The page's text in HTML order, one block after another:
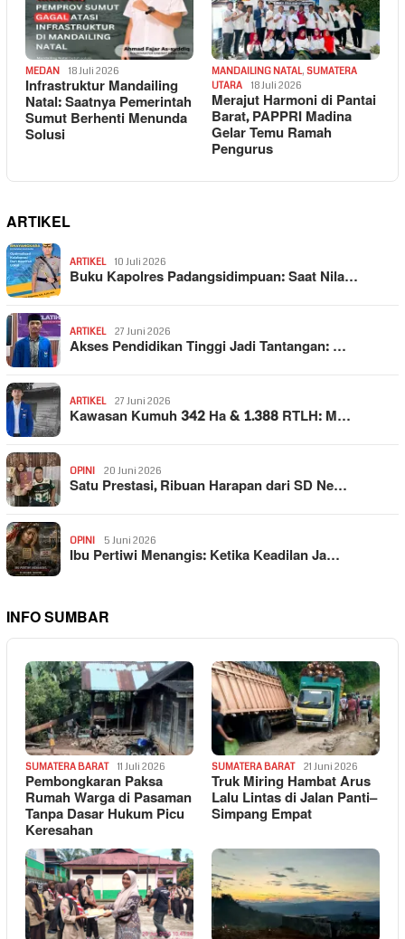
MEDAN 18 Juli 2026
Infrastruktur Mandailing
Natal: Saatnya Pemerintah
Sumut Berhenti Menunda
Solusi
MANDAILING NATAL, SUMATERA
UTARA
18 Juli 2026
Merajut Harmoni di Pantai
Barat, PAPPRI Madina
Gelar Temu Ramah
Pengurus
ARTIKEL
ARTIKEL 10 Juli 2026
Buku Kapolres Padangsidimpuan: Saat Nila…
ARTIKEL 27 Juni 2026
Akses Pendidikan Tinggi Jadi Tantangan: …
ARTIKEL 27 Juni 2026
Kawasan Kumuh 342 Ha & 1.388 RTLH: M…
OPINI 20 Juni 2026
Satu Prestasi, Ribuan Harapan dari SD Ne…
OPINI 5 Juni 2026
Ibu Pertiwi Menangis: Ketika Keadilan Ja…
INFO SUMBAR
SUMATERA BARAT 11 Juli 2026
Pembongkaran Paksa
Rumah Warga di Pasaman
Tanpa Dasar Hukum Picu
Keresahan
SUMATERA BARAT 21 Juni 2026
Truk Miring Hambat Arus
Lalu Lintas di Jalan Panti–
Simpang Empat